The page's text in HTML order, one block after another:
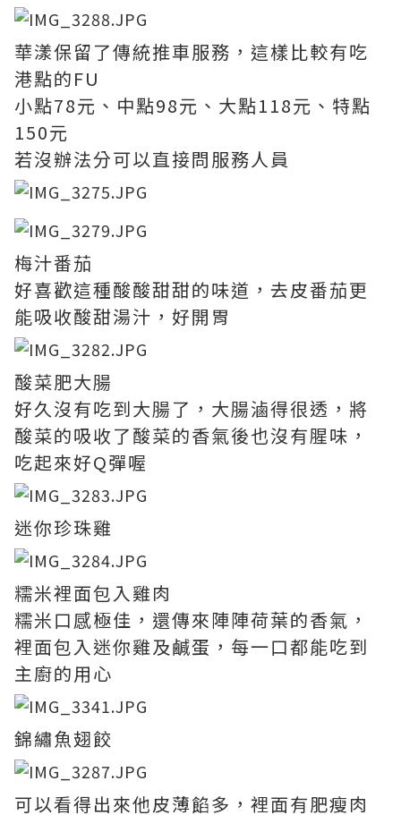
華漾保留了傳統推車服務，這樣比較有吃
港點的FU
小點78元、中點98元、大點118元、特點
150元
若沒辦法分可以直接問服務人員
梅汁番茄
好喜歡這種酸酸甜甜的味道，去皮番茄更
能吸收酸甜湯汁，好開胃
酸菜肥大腸
好久沒有吃到大腸了，大腸滷得很透，將
酸菜的吸收了酸菜的香氣後也沒有腥味，
吃起來好Q彈喔
迷你珍珠雞
糯米裡面包入雞肉
糯米口感極佳，還傳來陣陣荷葉的香氣，
裡面包入迷你雞及鹹蛋，每一口都能吃到
主廚的用心
錦繡魚翅餃
可以看得出來他皮薄餡多，裡面有肥瘦肉